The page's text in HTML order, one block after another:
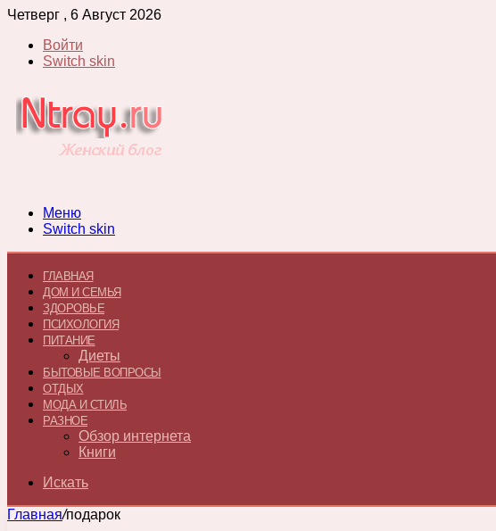
Четверг , 6 Август 2026
Войти
Switch skin
Меню
Switch skin
ГЛАВНАЯ
ДОМ И СЕМЬЯ
ЗДОРОВЬЕ
ПСИХОЛОГИЯ
ПИТАНИЕ
Диеты
БЫТОВЫЕ ВОПРОСЫ
ОТДЫХ
МОДА И СТИЛЬ
РАЗНОЕ
Обзор интернета
Книги
Искать
Главная/подарок